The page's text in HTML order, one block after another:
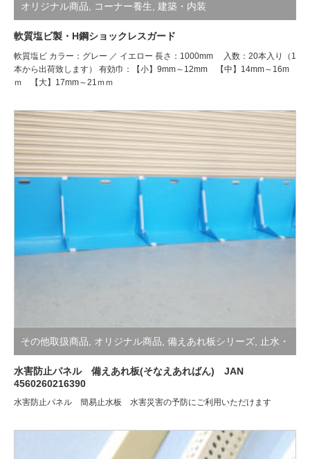
オリジナル商品, コーナー養生, 建築・内装
軟質塩ビ製・H鋼ショックレスガード
軟質塩ビ カラー：グレー ／ イエロー 長さ：1000mm 入数：20本入り（1
本から出荷致します） 有効巾：【小】9mm～12mm 【中】14mm～16m
ｍ 【大】17mm～21ｍｍ
その他取扱商品 オリジナル商品 備えあれ板シリーズ 止水・
防水・吸水
水害防止パネル 備えあれ板(そなえあればん) JAN
4560260216390
水害防止パネル 簡易止水板 水害災害の予防にご利用いただけます